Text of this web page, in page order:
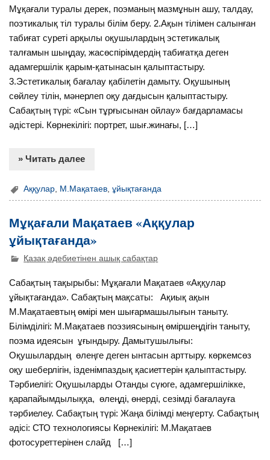
Мұқағали туралы дерек, поэманың мазмұнын ашу, талдау,
поэтикалық тіл туралы білім беру. 2.Ақын тілімен салынған
табиғат суреті арқылы оқушылардың эстетикалық
талғамын шыңдау, жасөспірімдердің табиғатқа деген
адамгершілік қарым-қатынасын қалыптастыру.
3.Эстетикалық бағалау қабілетін дамыту. Оқушының
сөйлеу тілін, мәнерлеп оқу дағдысын қалыптастыру.
Сабақтың түрі: «Сын тұрғысынан ойлау» бағдарламасы
әдістері. Көрнекілігі: портрет, шығ.жинағы, […]
» Читать далее
Аққулар М.Мақатаев ,ұйықтағанда
Мұқағали Мақатаев «Аққулар
ұйықтағанда»
Қазақ әдебиетінен ашық сабақтар
Сабақтың тақырыбы: Мұқағали Мақатаев «Аққулар
ұйықтағанда». Сабақтың мақсаты: Ақиық ақын
М.Мақатаевтың өмірі мен шығармашылығын таныту.
Білімділігі: М.Мақатаев поэзиясының өміршеңдігін таныту,
поэма идеясын ұғындыру. Дамытушылығы:
Оқушылардың өлеңге деген ынтасын арттыру. көркемсөз
оқу шеберлігін, ізденімпаздық қасиеттерін қалыптастыру.
Тәрбиелігі: Оқушыларды Отанды сүюге, адамгершілікке,
қарапайымдылыққа, өлеңді, өнерді, сезімді бағалауға
тәрбиелеу. Сабақтың түрі: Жаңа білімді меңгерту. Сабақтың
әдісі: СТО технологиясы Көрнекілігі: М.Мақатаев
фотосуреттерінен слайд […]